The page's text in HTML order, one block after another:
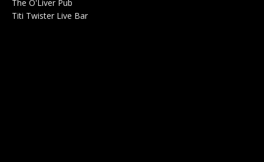
The O'Liver Pub
Titi Twister Live Bar